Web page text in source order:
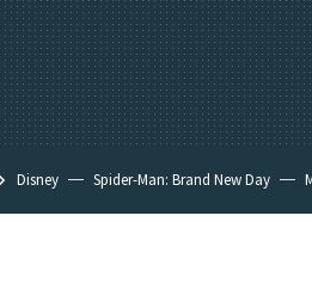
Disney Spider-Man: Brand New Day